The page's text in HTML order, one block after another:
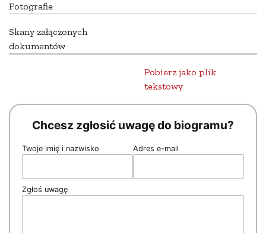
Fotografie
Skany załączonych
dokumentów
Pobierz jako plik
tekstowy
Chcesz zgłosić uwagę do biogramu?
Twoje imię i nazwisko Adres e-mail
Zgłoś uwagę